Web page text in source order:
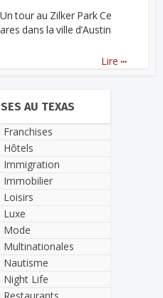
tour au Zilker Park Ce
dans la ville d’Austin
Lire ...
AU TEXAS
Franchises
Hôtels
Immigration
Immobilier
Loisirs
Luxe
Mode
Multinationales
Nautisme
Night Life